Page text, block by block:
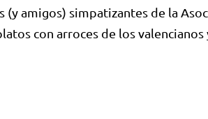
amigos) simpatizantes de la
con arroces de los